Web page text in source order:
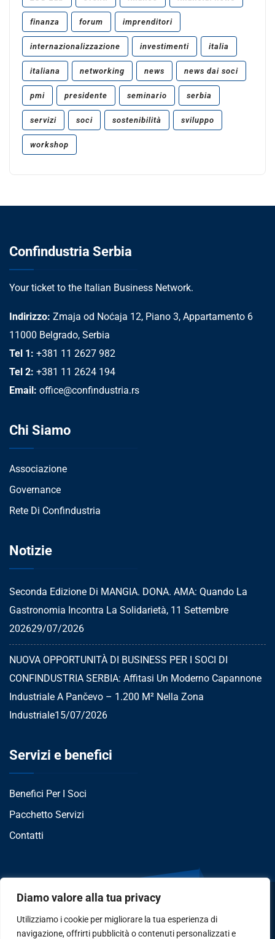
Diamo valore alla tua privacy
Utilizziamo i cookie per migliorare la tua esperienza di
navigazione, offrirti pubblicità o contenuti personalizzati e
finanza forum imprenditori
internazionalizzazione investimenti italia
italiana networking news news dai soci
pmi presidente seminario serbia
servizi soci sostenibilità sviluppo
workshop
Confindustria Serbia
Your ticket to the Italian Business Network.
Indirizzo: Zmaja od Noćaja 12, Piano 3, Appartamento 6
11000 Belgrado, Serbia
Tel 1: +381 11 2627 982
Tel 2: +381 11 2624 194
Email: office@confindustria.rs
Chi Siamo
Associazione
Governance
Rete Di Confindustria
Notizie
Seconda Edizione Di MANGIA. DONA. AMA: Quando La
Gastronomia Incontra La Solidarietà, 11 Settembre
202629/07/2026
NUOVA OPPORTUNITÀ DI BUSINESS PER I SOCI DI
CONFINDUSTRIA SERBIA: Affitasi Un Moderno Capannone
Industriale A Pančevo – 1.200 M² Nella Zona
Industriale15/07/2026
Servizi e benefici
Benefici Per I Soci
Pacchetto Servizi
Contatti